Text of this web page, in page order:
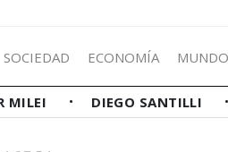
SOCIEDAD ECONOMÍA MUNDO
MILEI DIEGO SANTILLI